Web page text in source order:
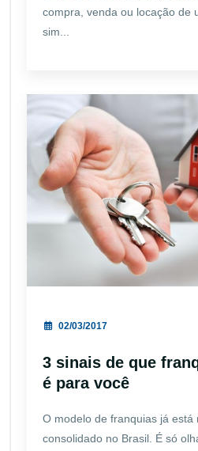
compra, venda ou locação de
sim...
02/03/2017
3 sinais de que
é para você
O modelo de franquias já está
consolidado no Brasil. É só